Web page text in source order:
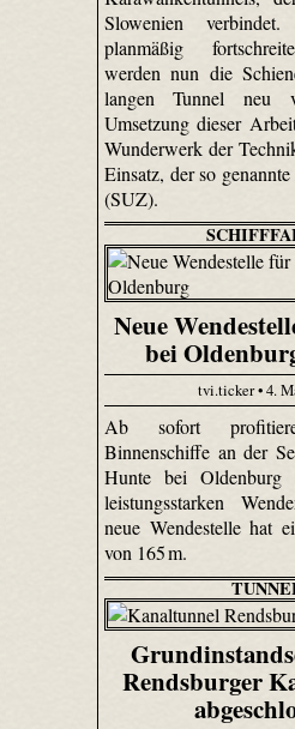
Slowenien
planmäßig
werden nun die
langen Tunnel neu
Umsetzung dieser
Wunderwerk der
Einsatz, der so
(SUZ).
Neue
bei
tvi.ticker • 4.
Ab sofort
Binnenschiffe an der
Hunte bei Oldenburg
leistungsstarken
neue Wendestelle hat
von 165 m.
Rendsburger